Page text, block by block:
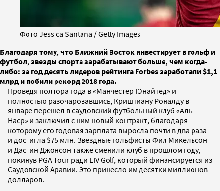
Фото Jessica Santana / Getty Images
Благодаря тому, что Ближний Восток инвестирует в гольф и
футбол, звезды спорта зарабатывают больше, чем когда-
либо: за год десять лидеров рейтинга Forbes заработали $1,1
млрд и побили рекорд 2018 года.
Проведя полтора года в «Манчестер Юнайтед» и
полностью разочаровавшись, Криштиану Роналду в
январе перешел в саудовский футбольный клуб «Аль-
Наср» и заключил с ним новый контракт, благодаря
которому его годовая зарплата выросла почти в два раза
и достигла $75 млн. Звездные гольфисты Фил Микельсон
и Дастин Джонсон также сменили клуб в прошлом году,
покинув PGA Tour ради LIV Golf, который финансируется из
Саудовской Аравии. Это принесло им десятки миллионов
долларов.